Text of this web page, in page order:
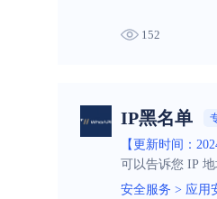
152
IP黑名单
【更新时间：
可以告诉您 IP
安全服务 > 应用